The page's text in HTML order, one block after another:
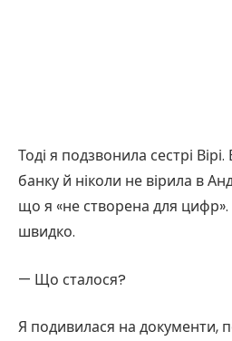
Тоді я подзвонила сестрі
банку й ніколи не вірила в
що я «не створена для цифр».
швидко.
— Що сталося?
Я подивилася на документи,